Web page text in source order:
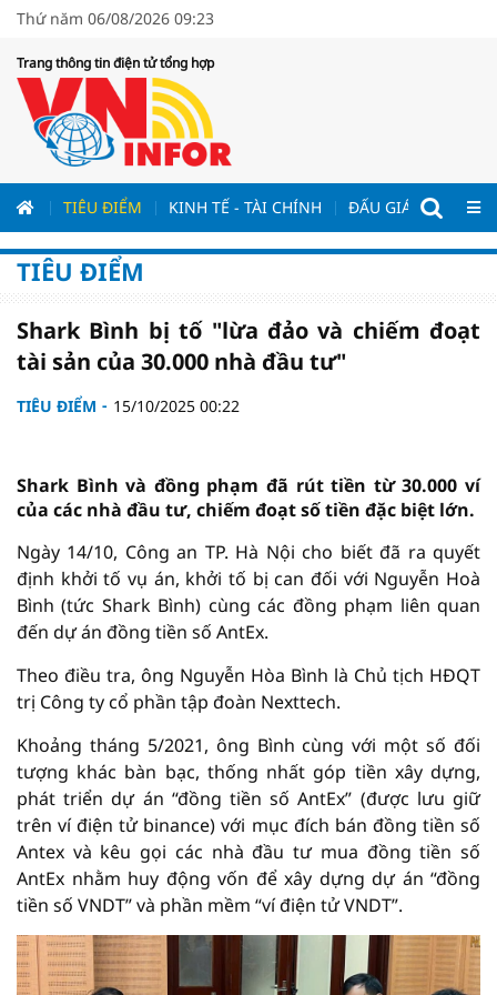
Thứ năm 06/08/2026 09:23
Trang thông tin điện tử tổng hợp
TIÊU ĐIỂM KINH TẾ - TÀI CHÍNH ĐẤU GIÁ - ĐẤU
TIÊU ĐIỂM
Shark Bình bị tố "lừa đảo và chiếm đoạt
tài sản của 30.000 nhà đầu tư"
TIÊU ĐIỂM 15/10/2025 00:22
Shark Bình và đồng phạm đã rút tiền từ 30.000 ví
của các nhà đầu tư, chiếm đoạt số tiền đặc biệt lớn.
Ngày 14/10, Công an TP. Hà Nội cho biết đã ra quyết
định khởi tố vụ án, khởi tố bị can đối với Nguyễn Hoà
Bình (tức Shark Bình) cùng các đồng phạm liên quan
đến dự án đồng tiền số AntEx.
Theo điều tra, ông Nguyễn Hòa Bình là Chủ tịch HĐQT
trị Công ty cổ phần tập đoàn Nexttech.
Khoảng tháng 5/2021, ông Bình cùng với một số đối
tượng khác bàn bạc, thống nhất góp tiền xây dựng,
phát triển dự án “đồng tiền số AntEx” (được lưu giữ
trên ví điện tử binance) với mục đích bán đồng tiền số
Antex và kêu gọi các nhà đầu tư mua đồng tiền số
AntEx nhằm huy động vốn để xây dựng dự án “đồng
tiền số VNDT” và phần mềm “ví điện tử VNDT”.